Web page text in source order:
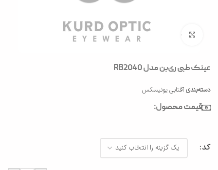
بزرگنمایی تصویر
عینک طبی ری‌بن مدل RB2040
دسته‌بندی آفتابی یونیسکس
قیمت محصول:
کد